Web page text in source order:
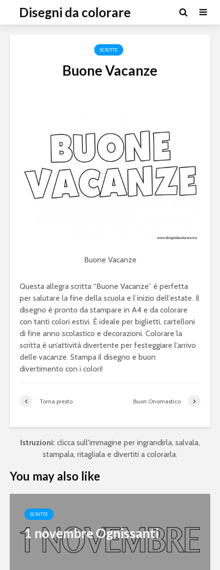
Disegni da colorare
SCRITTE
Buone Vacanze
Buone Vacanze
Questa allegra scritta “Buone Vacanze” è perfetta
per salutare la fine della scuola e l’inizio dell’estate. Il
disegno è pronto da stampare in A4 e da colorare
con tanti colori estivi. È ideale per biglietti, cartelloni
di fine anno scolastico e decorazioni. Colorare la
scritta è un’attività divertente per festeggiare l’arrivo
delle vacanze. Stampa il disegno e buon
divertimento con i colori!
Torna presto Buon Onomastico
Istruzioni: clicca sull'immagine per ingrandirla, salvala,
stampala, ritagliala e divertiti a colorarla.
You may also like
SCRITTE
1 novembre Ognissanti